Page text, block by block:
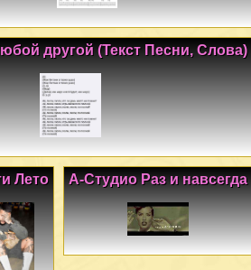
другой (Текст Песни, Слова)
А-Студио Раз и навсегда
Лето